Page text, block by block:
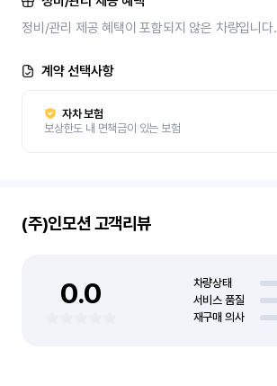
정비/관리 제공 혜택이 포함되지 않은 차량입니다.
계약 선택사항
자차 보험
보상한도 내 면책금이 있는 보험
(주)인모션고객리뷰
0.0 차량상태
서비스 품질
재구매 의사